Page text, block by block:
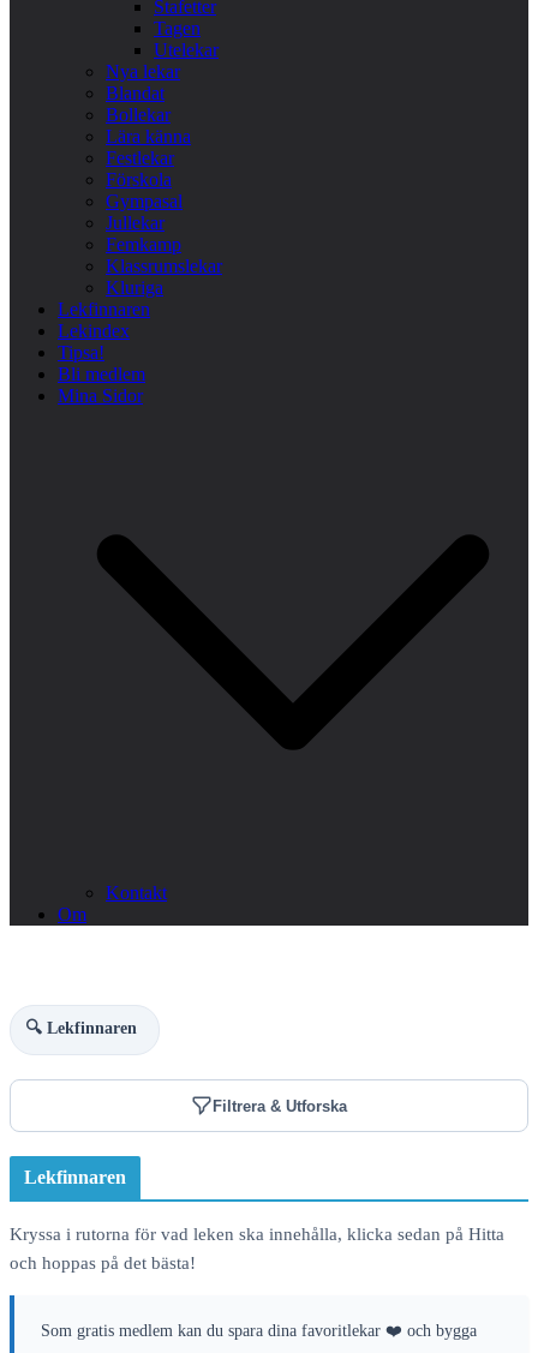
Stafetter
Tagen
Utelekar
Nya lekar
Blandat
Bollekar
Lära känna
Festlekar
Förskola
Gympasal
Jullekar
Femkamp
Klassrumslekar
Kluriga
Lekfinnaren
Lekindex
Tipsa!
Bli medlem
Mina Sidor
Kontakt
Om
🔍 Lekfinnaren
Filtrera & Utforska
Lekfinnaren
Kryssa i rutorna för vad leken ska innehålla, klicka sedan på Hitta
och hoppas på det bästa!
Som gratis medlem kan du spara dina favoritlekar ❤️ och bygga